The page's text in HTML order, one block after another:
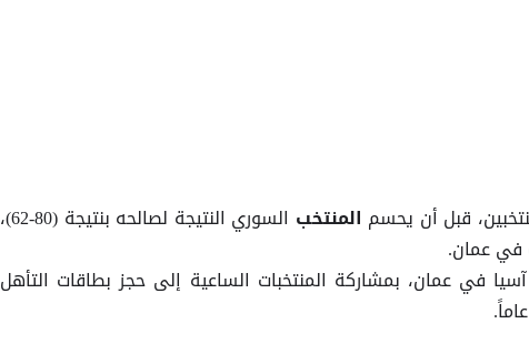
قبل أن يحسم المنتخب
السوري النتيجة لصالحه بنتيجة (80-62)،
في عمان.
في عمان، بمشاركة المنتخبات الساعية إلى حجز بطاقات التأهل